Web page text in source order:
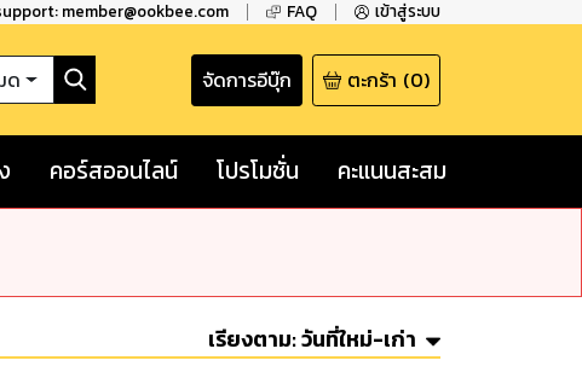
member@ookbee.com FAQ เข้าสู่ระบบ
ด จัดการอีบุ๊ก ตะกร้า (0)
คอร์สออนไลน์ โปรโมชั่น คะแนนสะสม
เรียงตาม:วันที่ใหม่-เก่า